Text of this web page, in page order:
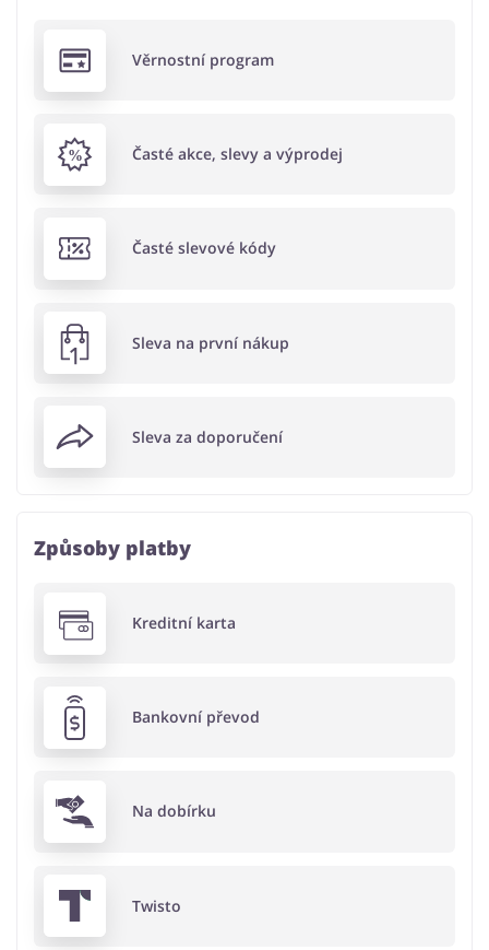
Věrnostní program
Časté akce, slevy a výprodej
Časté slevové kódy
Sleva na první nákup
Sleva za doporučení
Způsoby platby
Kreditní karta
Bankovní převod
Na dobírku
Twisto